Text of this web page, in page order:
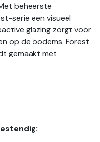
beheerste
serie een visueel
glazing zorgt voor
op de bodems. Forest
gemaakt met